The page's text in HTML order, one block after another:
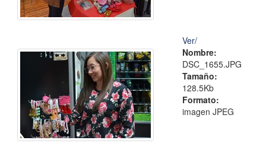
Ver/
Nombre:
DSC_1655.JPG
Tamaño:
128.5Kb
Formato:
imagen JPEG